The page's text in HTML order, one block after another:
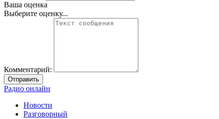
Ваша оценка
Выберите оценку...
Комментарий:
Отправить
Радио онлайн
Новости
Разговорный